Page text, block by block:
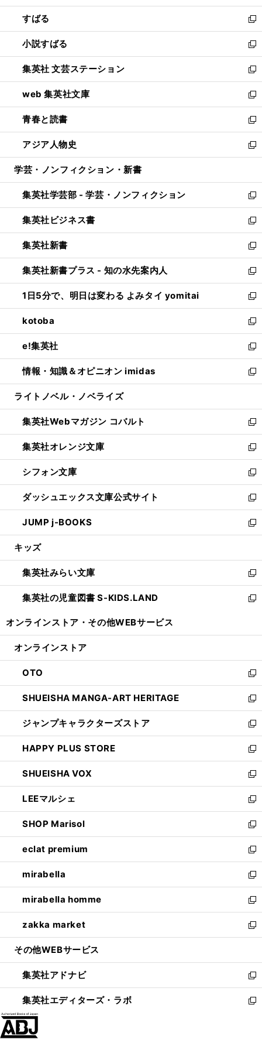
開
く
ウ
で
開
く
ン
ド
ウ
で
開
く
すばる
新
し
い
ウ
ィ
ン
ド
ウ
で
開
く
小説すばる
新
し
い
ウ
ィ
ン
ド
ウ
で
開
集英社 文芸ステーション
新
し
い
ウ
ィ
ン
ド
ウ
開
く
web 集英社文庫
新
し
い
ウ
ィ
ン
ウ
で
開
く
青春と読書
新
し
い
ウ
ン
ド
ウ
で
開
く
アジア人物史
新
し
ウ
ィ
ン
ド
ウ
で
開
く
学芸・ノンフィクション・新書
集英社学芸部 - 学芸・ノンフィクション
新
し
い
ウ
ィ
ン
ド
ウ
で
開
く
集英社ビジネス書
新
し
い
ウ
ィ
ン
ド
ウ
で
開
く
集英社新書
新
し
い
ウ
ィ
ン
ド
ウ
で
開
く
集英社新書プラス - 知の水先案内人
新
し
い
ウ
ィ
ン
ド
ウ
で
開
1日5分で、明日は変わる よみタイ yomitai
新
し
い
ウ
ィ
ン
ド
ウ
開
く
kotoba
新
し
い
ウ
ィ
ン
ウ
で
開
く
e!集英社
新
し
い
ウ
ン
ド
ウ
で
開
く
情報・知識＆オピニオン imidas
新
し
ウ
ィ
ン
ド
ウ
で
開
く
ライトノベル・ノベライズ
集英社Webマガジン コバルト
新
し
い
ウ
ィ
ン
ド
ウ
で
開
集英社オレンジ文庫
新
し
い
ウ
ィ
ン
ド
ウ
開
く
シフォン文庫
新
し
い
ウ
ィ
ン
ウ
で
開
く
ダッシュエックス文庫公式サイト
新
し
い
ウ
ン
ド
ウ
で
JUMP j-BOOKS
新
し
ウ
ィ
ン
ド
開
キッズ
集英社みらい文庫
新
し
い
ン
ウ
で
開
く
集英社の児童図書 S-KIDS.LAND
新
ウ
ン
ド
ウ
で
開
く
オンラインストア・ その他WEBサービス
オンラインストア
OTO
新
し
い
ウ
ィ
ン
ド
ウ
で
開
く
SHUEISHA MANGA-ART HERITAGE
新
し
い
ウ
ィ
ン
ド
ウ
で
開
く
ジャンプキャラクターズストア
新
し
い
ウ
ィ
ン
ド
ウ
で
開
く
HAPPY PLUS STORE
新
し
い
ウ
ィ
ン
ド
ウ
で
開
く
SHUEISHA VOX
新
し
い
ウ
ィ
ン
ド
ウ
で
開
く
LEEマルシェ
新
し
い
ウ
ィ
ン
ド
ウ
で
開
く
SHOP Marisol
新
し
い
ウ
ィ
ン
ド
ウ
で
開
eclat premium
新
し
い
ウ
ィ
ン
ド
ウ
開
く
mirabella
新
し
い
ウ
ィ
ン
ウ
で
開
く
mirabella homme
新
し
い
ウ
ン
ド
ウ
で
zakka market
新
し
ウ
ィ
ン
ド
その他WEBサービス
集英社アドナビ
新
し
い
集英社エディターズ・ラボ
新